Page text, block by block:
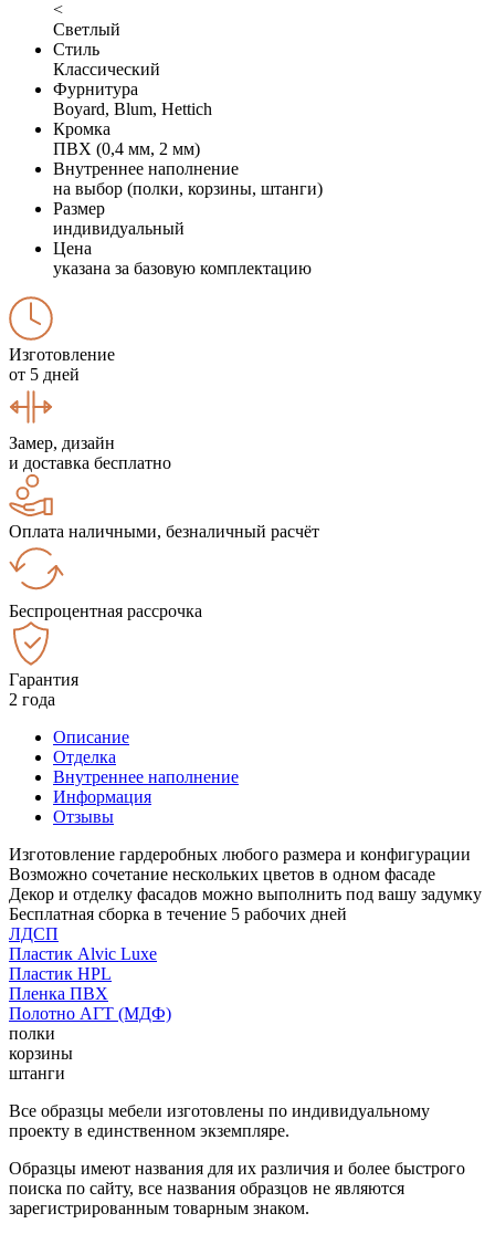
<
Светлый
Стиль
Классический
Фурнитура
Boyard, Blum, Hettich
Кромка
ПВХ (0,4 мм, 2 мм)
Внутреннее наполнение
на выбор (полки, корзины, штанги)
Размер
индивидуальный
Цена
указана за базовую комплектацию
Изготовление
от 5 дней
Замер, дизайн
и доставка бесплатно
Оплата наличными, безналичный расчёт
Беспроцентная рассрочка
Гарантия
2 года
Описание
Отделка
Внутреннее наполнение
Информация
Отзывы
Изготовление гардеробных любого размера и конфигурации
Возможно сочетание нескольких цветов в одном фасаде
Декор и отделку фасадов можно выполнить под вашу задумку
Бесплатная сборка в течение 5 рабочих дней
ЛДСП
Пластик Alvic Luxe
Пластик HPL
Пленка ПВХ
Полотно АГТ (МДФ)
полки
корзины
штанги
Все образцы мебели изготовлены по индивидуальному
проекту в единственном экземпляре.
Образцы имеют названия для их различия и более быстрого
поиска по сайту, все названия образцов не являются
зарегистрированным товарным знаком.